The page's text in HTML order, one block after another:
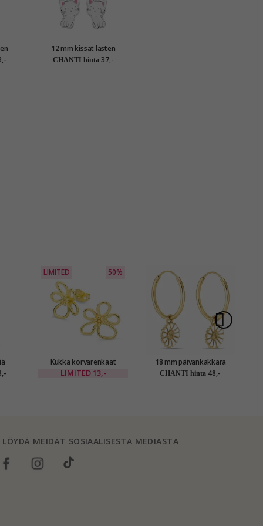
12 mm kissat lasten
korvakorut hopea - Little
CHANTI hinta 37,-
LIMITED 50%
Kukka korvarenkaat
kullattu messinki - Eliné
LIMITED 13,-
18 mm päivänkakkara
valkoinen rengas kullattu
CHANTI hinta 48,-
LÖYDÄ MEIDÄT SOSIAALISESTA MEDIASTA